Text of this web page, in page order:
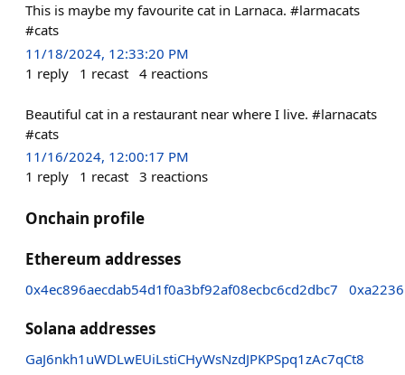
This is maybe my favourite cat in Larnaca. #larmacats
#cats
11/18/2024, 12:33:20 PM
1 reply 1 recast 4 reactions
Beautiful cat in a restaurant near where I live. #larnacats
#cats
11/16/2024, 12:00:17 PM
1 reply 1 recast 3 reactions
Onchain profile
Ethereum addresses
0x4ec896aecdab54d1f0a3bf92af08ecbc6cd2dbc7
Solana addresses
GaJ6nkh1uWDLwEUiLstiCHyWsNzdJPKPSpq1zAc7qCt8